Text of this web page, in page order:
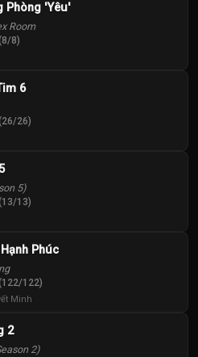
Phòng 'Yêu'
Room
8)
6
26)
5)
13)
Phúc
122)
Minh
2
2)